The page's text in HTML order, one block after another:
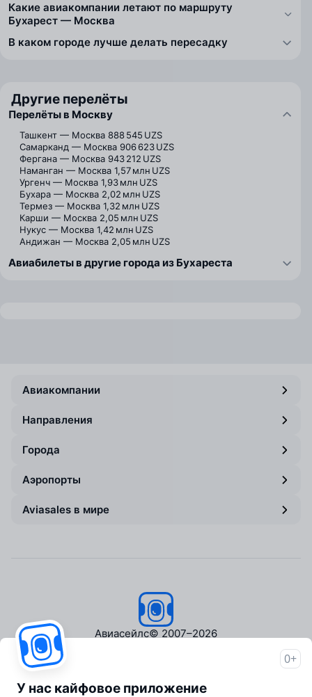
Какие авиакомпании летают по маршруту
Бухарест — Москва
В каком городе лучше делать пересадку
Другие перелёты
Перелёты в Москву
Ташкент — Москва 888 545 UZS
Самарканд — Москва 906 623 UZS
Фергана — Москва 943 212 UZS
Наманган — Москва 1,57 млн UZS
Ургенч — Москва 1,93 млн UZS
Бухара — Москва 2,02 млн UZS
Термез — Москва 1,32 млн UZS
Карши — Москва 2,05 млн UZS
Нукус — Москва 1,42 млн UZS
Андижан — Москва 2,05 млн UZS
Авиабилеты в другие города из Бухареста
Авиакомпании
Направления
Города
Аэропорты
Aviasales в мире
Авиасейлс© 2007–2026
Пресс‑центр
0+
У нас кайфовое приложение